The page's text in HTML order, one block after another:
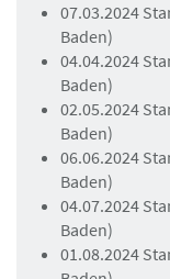
07.03.2024
Baden)
04.04.2024
Baden)
02.05.2024
Baden)
06.06.2024
Baden)
04.07.2024
Baden)
01.08.2024